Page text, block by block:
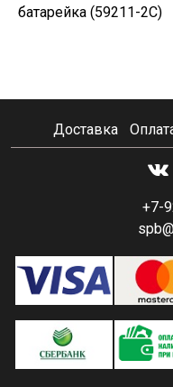
батарейка (59211-2C)
Доставка
+7-